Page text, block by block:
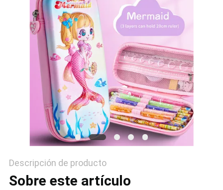
MAPA
PRIVACY
POLICY
Descripción de producto
Sobre este artículo